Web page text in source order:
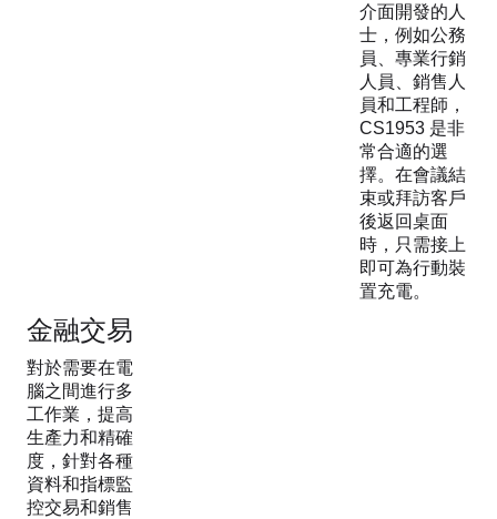
介面開發的人
士，例如公務
員、專業行銷
人員、銷售人
員和工程師，
CS1953 是非
常合適的選
擇。在會議結
束或拜訪客戶
後返回桌面
時，只需接上
即可為行動裝
置充電。
金融交易
對於需要在電
腦之間進行多
工作業，提高
生產力和精確
度，針對各種
資料和指標監
控交易和銷售